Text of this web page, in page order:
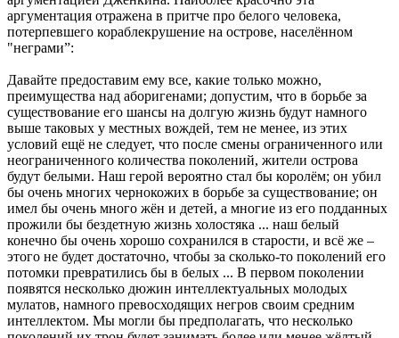
аргументация отражена в притче про белого человека,
потерпевшего кораблекрушение на острове, населённом
"неграми”:
Давайте предоставим ему все, какие только можно,
преимущества над аборигенами; допустим, что в борьбе за
существование его шансы на долгую жизнь будут намного
выше таковых у местных вождей, тем не менее, из этих
условий ещё не следует, что после смены ограниченного или
неограниченного количества поколений, жители острова
будут белыми. Наш герой вероятно стал бы королём; он убил
бы очень многих чернокожих в борьбе за существование; он
имел бы очень много жён и детей, а многие из его подданных
прожили бы бездетную жизнь холостяка ... наш белый
конечно бы очень хорошо сохранился в старости, и всё же –
этого не будет достаточно, чтобы за сколько-то поколений его
потомки превратились бы в белых ... В первом поколении
появятся несколько дюжин интеллектуальных молодых
мулатов, намного превосходящих негров своим средним
интеллектом. Мы могли бы предполагать, что несколько